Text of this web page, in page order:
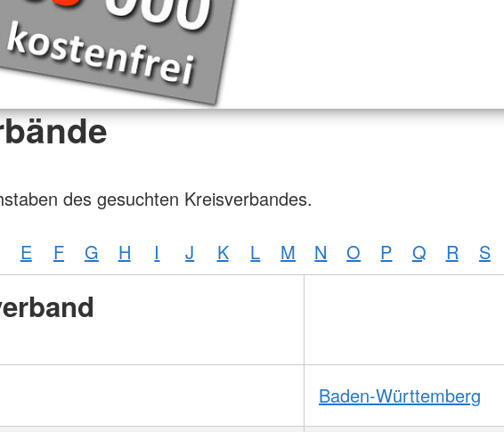
des gesuchten Kreisverbandes.
E F G H I J K L M N O P Q R S
Baden-Württemberg